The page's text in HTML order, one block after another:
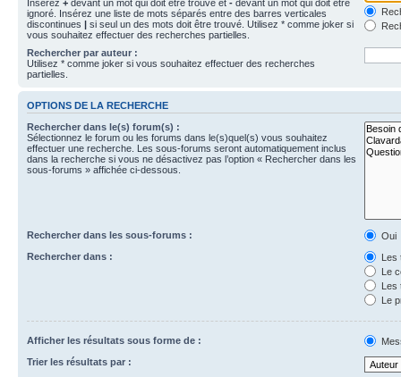
Insérez + devant un mot qui doit être trouvé et - devant un mot qui doit être
ignoré. Insérez une liste de mots séparés entre des barres verticales
discontinues | si seul un des mots doit être trouvé. Utilisez * comme joker si
vous souhaitez effectuer des recherches partielles.
Rechercher par auteur :
Utilisez * comme joker si vous souhaitez effectuer des recherches
partielles.
OPTIONS DE LA RECHERCHE
Rechercher dans le(s) forum(s) :
Sélectionnez le forum ou les forums dans le(s)quel(s) vous souhaitez
effectuer une recherche. Les sous-forums seront automatiquement inclus
dans la recherche si vous ne désactivez pas l’option « Rechercher dans les
sous-forums » affichée ci-dessous.
Rechercher dans les sous-forums :
Oui
Rechercher dans :
Les
Le
Les
Le
Afficher les résultats sous forme de :
Trier les résultats par :